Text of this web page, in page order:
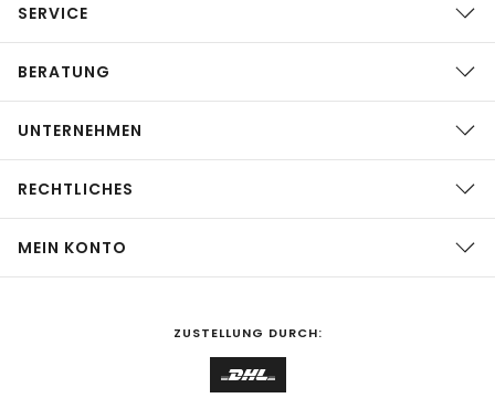
SERVICE
BERATUNG
UNTERNEHMEN
RECHTLICHES
MEIN KONTO
ZUSTELLUNG DURCH: